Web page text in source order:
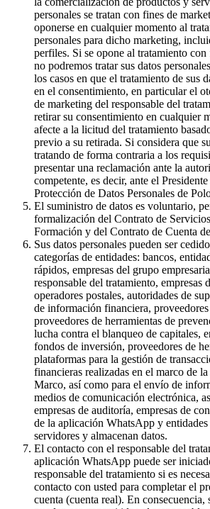
personales se tratan con fines de
oponerse en cualquier momento al
personales para dicho marketing,
perfiles. Si se opone al tratamiento
no podremos tratar sus datos
los casos en que el tratamiento de sus
en el consentimiento, en particular el
de marketing del responsable del
retirar su consentimiento en cualquier
afecte a la licitud del tratamiento
previo a su retirada. Si considera que
tratando de forma contraria a los
presentar una reclamación ante la
competente, es decir, ante el
Protección de Datos Personales de
El suministro de datos es voluntario,
formalización del Contrato de
Formación y del Contrato de Cuenta
Sus datos personales pueden ser
categorías de entidades: bancos,
rápidos, empresas del grupo
responsable del tratamiento, empresas
operadores postales, autoridades de
de información financiera,
proveedores de herramientas de
lucha contra el blanqueo de capitales,
fondos de inversión, proveedores de
plataformas para la gestión de
financieras realizadas en el marco de
Marco, así como para el envío de
medios de comunicación electrónica,
empresas de auditoría, empresas de
de la aplicación WhatsApp y
servidores y almacenan datos.
El contacto con el responsable del
aplicación WhatsApp puede ser
responsable del tratamiento si es
contacto con usted para completar el
cuenta (cuenta real). En consecuencia,